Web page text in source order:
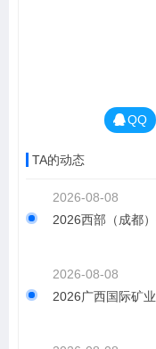
QQ
TA的动态
2026-08-08
2026西部（成都
2026-08-08
2026广西国际矿